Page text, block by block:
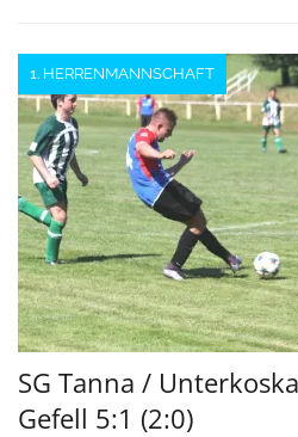
1. HERRENMANNSCHAFT
SG Tanna /
Gefell 5:1 (2:0)